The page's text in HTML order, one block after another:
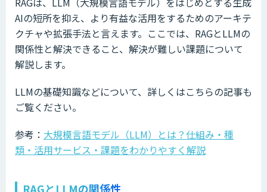
AIの短所を抑え、より有益な活用をするためのアーキテ
クチャや拡張手法と言えます。ここでは、RAGとLLMの
関係性と解決できること、解決が難しい課題について
解説します。
LLMの基礎知識などについて、詳しくはこちらの記事も
ご覧ください。
参考： 大規模言語モデル（LLM）とは？仕組み・種
類・活用サービス・課題をわかりやすく解説
RAGとLLMの関係性